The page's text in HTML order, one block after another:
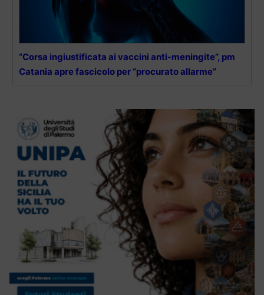
“Corsa ingiustificata ai vaccini anti-meningite”, pm
Catania apre fascicolo per “procurato allarme”